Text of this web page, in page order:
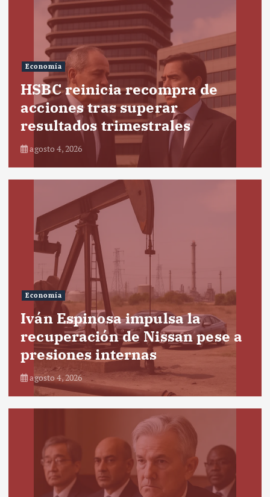
Economía
HSBC reinicia recompra de
acciones tras superar
resultados trimestrales
agosto 4, 2026
Economía
Iván Espinosa impulsa la
recuperación de Nissan pese a
presiones internas
agosto 4, 2026